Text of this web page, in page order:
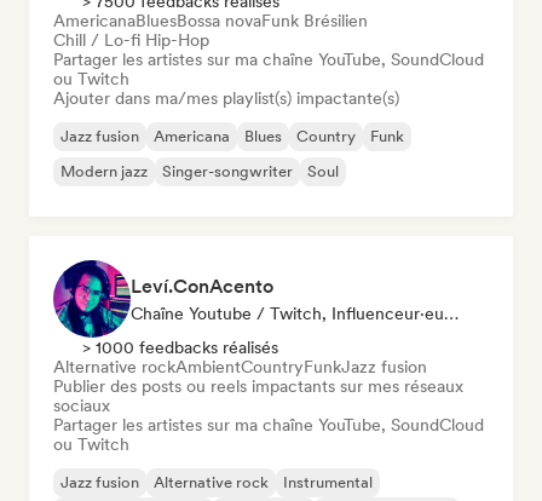
AmericanaBluesBossa novaFunk Brésilien
Chill / Lo-fi Hip-Hop
Partager les artistes sur ma chaîne YouTube, SoundCloud
ou Twitch
Ajouter dans ma/mes playlist(s) impactante(s)
Jazz fusion Americana Blues Country
Funk
Modern jazz
Singer-songwriter Soul
Leví.ConAcento
Chaîne Youtube / Twitch, Influenceur·euse Sur Les Réseaux Sociaux
> 1000 feedbacks réalisés
Alternative rockAmbientCountryFunkJazz fusion
Publier des posts ou reels impactants sur mes réseaux
sociaux
Partager les artistes sur ma chaîne YouTube, SoundCloud
ou Twitch
Jazz fusion Alternative rock
Instrumental